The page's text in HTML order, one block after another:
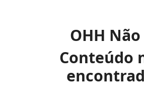
OHH
Conteúdo